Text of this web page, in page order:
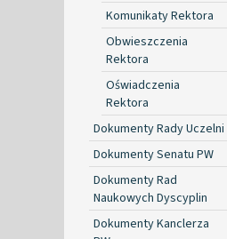
Komunikaty Rektora
Obwieszczenia
Rektora
Oświadczenia
Rektora
Dokumenty Rady Uczelni
Dokumenty Senatu PW
Dokumenty Rad
Naukowych Dyscyplin
Dokumenty Kanclerza